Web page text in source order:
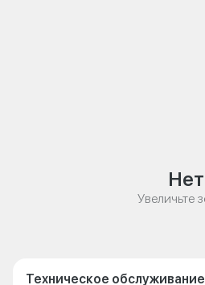
Увеличьте
Техническое